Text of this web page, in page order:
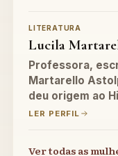
LITERATURA
Lucila
Professora,
Martarello
deu origem ao
LER PERFIL
Ver todas as